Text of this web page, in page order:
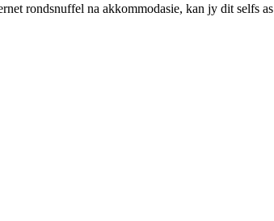
rondsnuffel na akkommodasie, kan jy dit selfs as